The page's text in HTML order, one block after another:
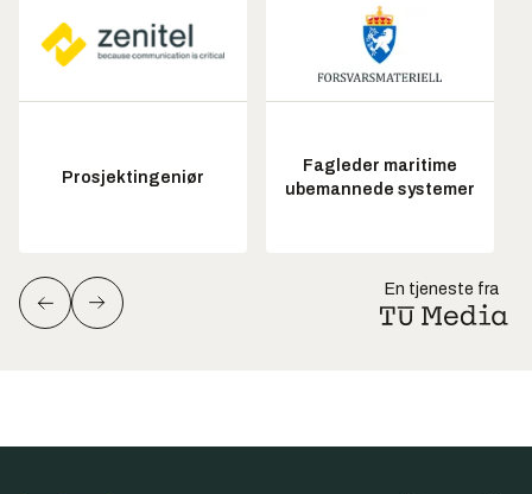
Prosjektingeniør
Fagleder maritime
ubemannede systemer
En tjeneste fra